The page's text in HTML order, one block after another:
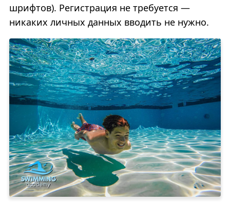
шрифтов). Регистрация не требуется —
никаких личных данных вводить не нужно.